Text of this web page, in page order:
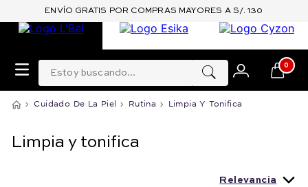
Estoy buscando... 0
ENVÍO GRATIS POR COMPRAS MAYORES A S/. 130
Cuidado De La Piel Rutina Limpia Y Tonifica
Limpia y tonifica
Relevancia